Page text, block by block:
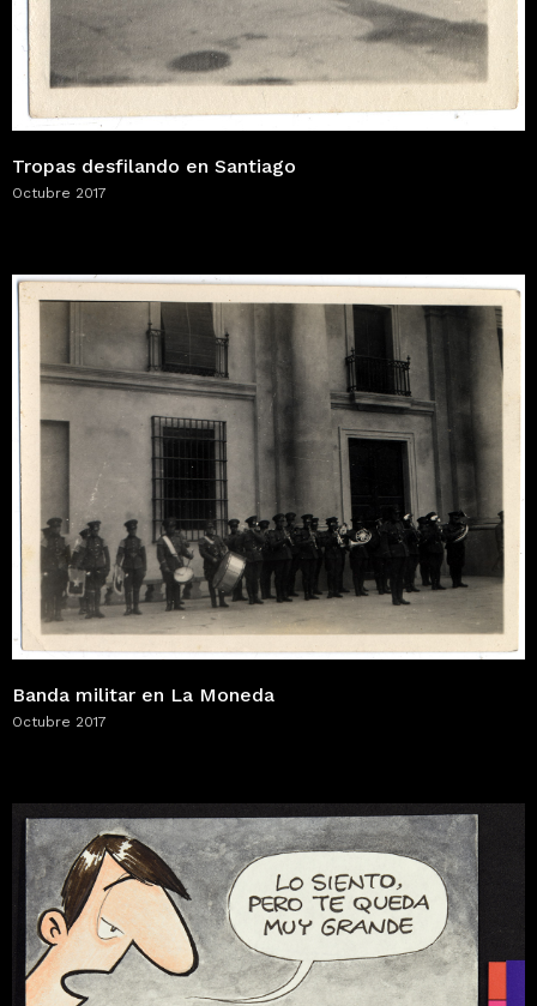
Tropas desfilando en Santiago
Octubre 2017
Banda militar en La Moneda
Octubre 2017